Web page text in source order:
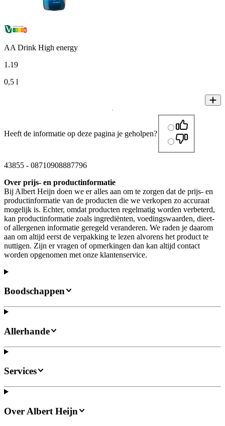
AA Drink High energy
1 .19
0,5 l
Heeft de informatie op deze pagina je geholpen?
43855 - 08710908887796
Over prijs- en productinformatie
Bij Albert Heijn doen we er alles aan om te zorgen dat de prijs- en
productinformatie van de producten die we verkopen zo accuraat
mogelijk is. Echter, omdat producten regelmatig worden verbeterd,
kan productinformatie zoals ingrediënten, voedingswaarden, dieet-
of allergenen informatie geregeld veranderen. We raden je daarom
aan om altijd eerst de verpakking te lezen alvorens het product te
nuttigen. Zijn er vragen of opmerkingen dan kan altijd contact
worden opgenomen met onze klantenservice.
Boodschappen
Allerhande
Services
Over Albert Heijn